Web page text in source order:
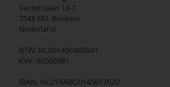
Verzetslaan 13-7
7548 EM, Boekelo
Nederland
BTW: NL001406482B41
KVK: 60566981
IBAN: NL21RABO0145617629